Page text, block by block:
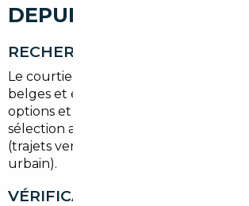
DEPUIS THANN
RECHERCHE DU VÉHICULE
Le courtier fouille les plateformes
belges et européennes, filtre par
options et historiques d'entretien,
sélection adaptée aux habitudes de
(trajets vers Mulhouse, loisirs en
urbain).
VÉRIFICATION HISTORIQUE ET